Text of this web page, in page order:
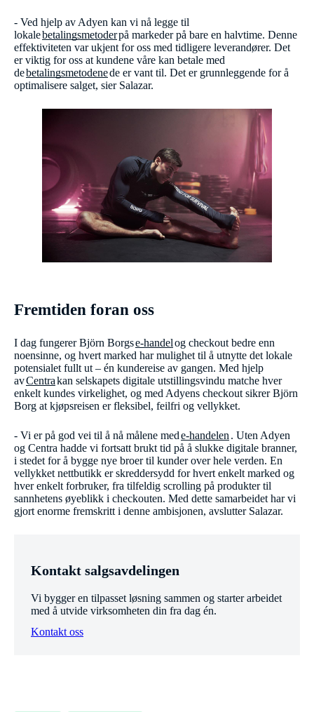
- Ved hjelp av Adyen kan vi nå legge til
lokalebetalingsmetoderpå markeder på bare en halvtime. Denne
effektiviteten var ukjent for oss med tidligere leverandører. Det
er viktig for oss at kundene våre kan betale med
debetalingsmetodenede er vant til. Det er grunnleggende for å
optimalisere salget, sier Salazar.
Fremtiden foran oss
I dag fungerer Björn Borgse-handelog checkout bedre enn
noensinne, og hvert marked har mulighet til å utnytte det lokale
potensialet fullt ut – én kundereise av gangen. Med hjelp
avCentrakan selskapets digitale utstillingsvindu matche hver
enkelt kundes virkelighet, og med Adyens checkout sikrer Björn
Borg at kjøpsreisen er fleksibel, feilfri og vellykket.
- Vi er på god vei til å nå målene mede-handelen . Uten Adyen
og Centra hadde vi fortsatt brukt tid på å slukke digitale branner,
i stedet for å bygge nye broer til kunder over hele verden. En
vellykket nettbutikk er skreddersydd for hvert enkelt marked og
hver enkelt forbruker, fra tilfeldig scrolling på produkter til
sannhetens øyeblikk i checkouten. Med dette samarbeidet har vi
gjort enorme fremskritt i denne ambisjonen, avslutter Salazar.
Kontakt salgsavdelingen
Vi bygger en tilpasset løsning sammen og starter arbeidet
med å utvide virksomheten din fra dag én.
Kontakt oss